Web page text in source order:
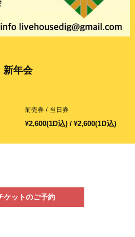
新年会
前売券 / 当日券
¥2,600(1D込) / ¥2,600(1D込)
ケットのご予約